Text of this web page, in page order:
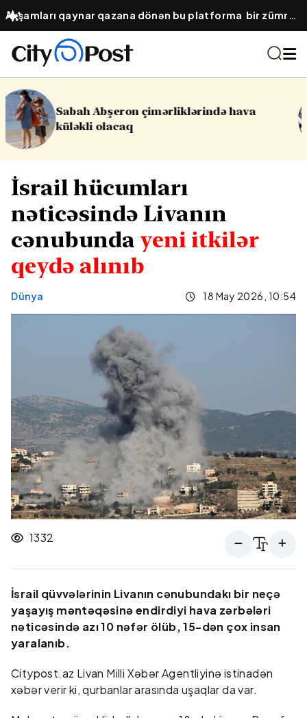
Axşamları qaynar qazana dönən bu platforma bir zümrə
qadınlarla dolu olur...
hava
16 yaşlı yeniyetmə öldü,
İsrail hücumları
nəticəsində Livanın
cənubunda yeni itkilər
qeydə alınıb
Dünya 18 May 2026, 10:54
1332
İsrail qüvvələrinin Livanın cənubundakı bir neçə
yaşayış məntəqəsinə endirdiyi hava zərbələri
nəticəsində azı 10 nəfər ölüb, 15-dən çox insan
yaralanıb.
Citypost.az Livan Milli Xəbər Agentliyinə istinadən
xəbər verir ki, qurbanlar arasında uşaqlar da var.